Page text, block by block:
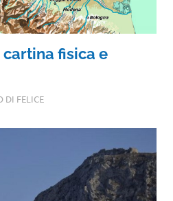
cartina fisica e
DI FELICE